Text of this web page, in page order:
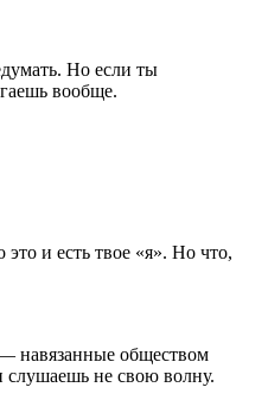
Но если ты
вообще.
и есть твое «я». Но что,
навязанные обществом
слушаешь не свою волну.